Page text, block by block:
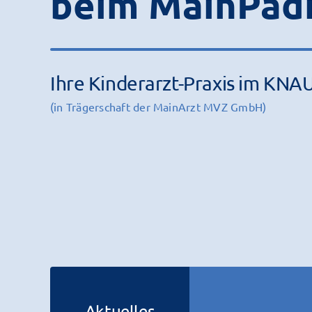
Ihre Kinderarzt-Praxis im
(in Trägerschaft der MainArzt MVZ GmbH)